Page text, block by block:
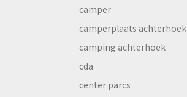
camper
camperplaats achterhoek
camping achterhoek
cda
center parcs